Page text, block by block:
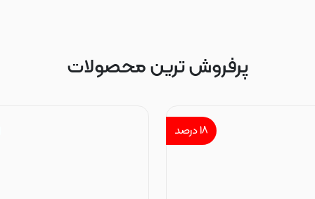
پرفروش ترین محصولات
۱۸درصد